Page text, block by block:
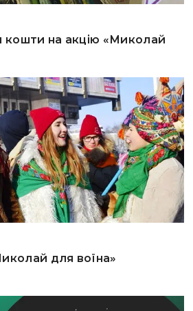
кошти на акцію «Миколай
для воїна»